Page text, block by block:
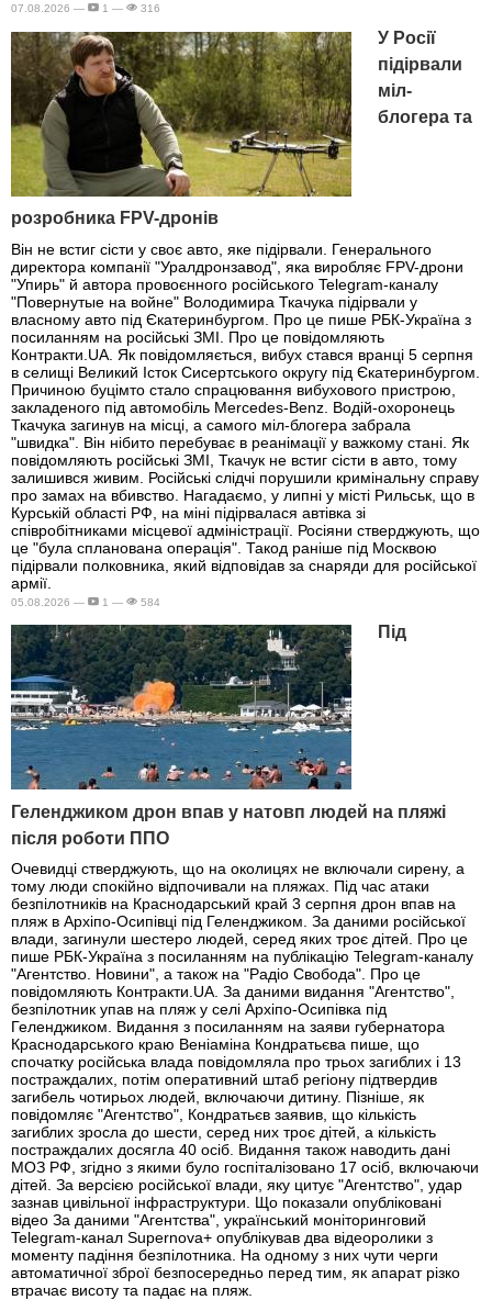
07.08.2026 — 1 — 316
У Росії
підірвали
міл-
блогера та
розробника FPV-дронів
Він не встиг сісти у своє авто, яке підірвали. Генерального
директора компанії "Уралдронзавод", яка виробляє FPV-дрони
"Упирь" й автора провоєнного російського Telegram-каналу
"Повернутые на войне" Володимира Ткачука підірвали у
власному авто під Єкатеринбургом. Про це пише РБК-Україна з
посиланням на російські ЗМІ. Про це повідомляють
Контракти.UA. Як повідомляється, вибух стався вранці 5 серпня
в селищі Великий Істок Сисертського округу під Єкатеринбургом.
Причиною буцімто стало спрацювання вибухового пристрою,
закладеного під автомобіль Mercedes-Benz. Водій-охоронець
Ткачука загинув на місці, а самого міл-блогера забрала
"швидка". Він нібито перебуває в реанімації у важкому стані. Як
повідомляють російські ЗМІ, Ткачук не встиг сісти в авто, тому
залишився живим. Російські слідчі порушили кримінальну справу
про замах на вбивство. Нагадаємо, у липні у місті Рильськ, що в
Курській області РФ, на міні підірвалася автівка зі
співробітниками місцевої адміністрації. Росіяни стверджують, що
це "була спланована операція". Такод раніше під Москвою
підірвали полковника, який відповідав за снаряди для російської
армії.
05.08.2026 — 1 — 584
Під
Геленджиком дрон впав у натовп людей на пляжі
після роботи ППО
Очевидці стверджують, що на околицях не включали сирену, а
тому люди спокійно відпочивали на пляжах. Під час атаки
безпілотників на Краснодарський край 3 серпня дрон впав на
пляж в Архіпо-Осипівці під Геленджиком. За даними російської
влади, загинули шестеро людей, серед яких троє дітей. Про це
пише РБК-Україна з посиланням на публікацію Telegram-каналу
"Агентство. Новини", а також на "Радіо Свобода". Про це
повідомляють Контракти.UA. За даними видання "Агентство",
безпілотник упав на пляж у селі Архіпо-Осипівка під
Геленджиком. Видання з посиланням на заяви губернатора
Краснодарського краю Веніаміна Кондратьєва пише, що
спочатку російська влада повідомляла про трьох загиблих і 13
постраждалих, потім оперативний штаб регіону підтвердив
загибель чотирьох людей, включаючи дитину. Пізніше, як
повідомляє "Агентство", Кондратьєв заявив, що кількість
загиблих зросла до шести, серед них троє дітей, а кількість
постраждалих досягла 40 осіб. Видання також наводить дані
МОЗ РФ, згідно з якими було госпіталізовано 17 осіб, включаючи
дітей. За версією російської влади, яку цитує "Агентство", удар
зазнав цивільної інфраструктури. Що показали опубліковані
відео За даними "Агентства", український моніторинговий
Telegram-канал Supernova+ опублікував два відеоролики з
моменту падіння безпілотника. На одному з них чути черги
автоматичної зброї безпосередньо перед тим, як апарат різко
втрачає висоту та падає на пляж.